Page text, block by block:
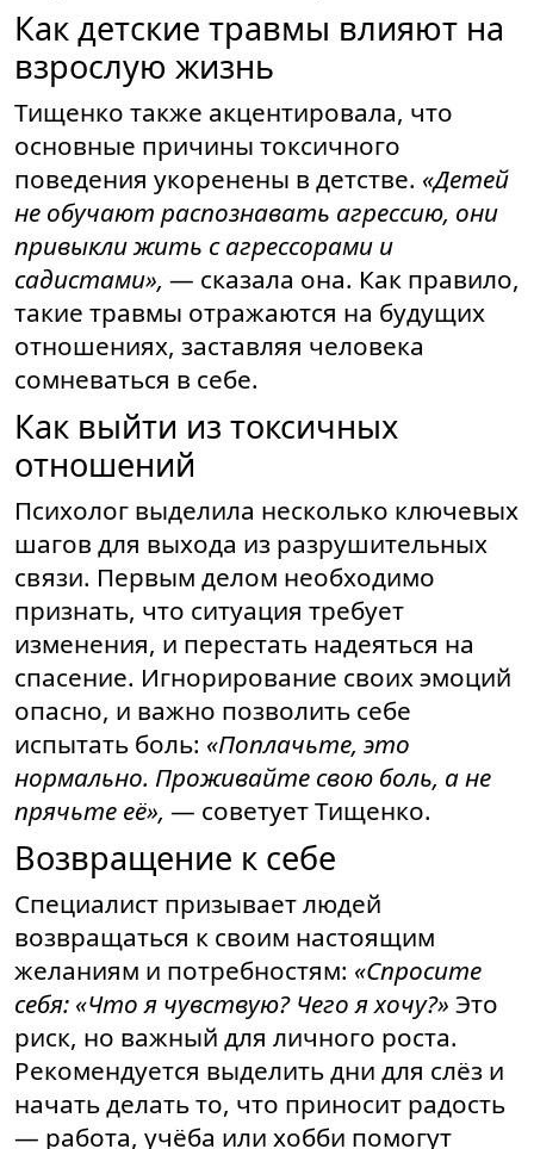
Как детские травмы влияют на
взрослую жизнь
Тищенко также акцентировала, что
основные причины токсичного
поведения укоренены в детстве. «Детей
не обучают распознавать агрессию, они
привыкли жить с агрессорами и
садистами», — сказала она. Как правило,
такие травмы отражаются на будущих
отношениях, заставляя человека
сомневаться в себе.
Как выйти из токсичных
отношений
Психолог выделила несколько ключевых
шагов для выхода из разрушительных
связи. Первым делом необходимо
признать, что ситуация требует
изменения, и перестать надеяться на
спасение. Игнорирование своих эмоций
опасно, и важно позволить себе
испытать боль: «Поплачьте, это
нормально. Проживайте свою боль, а не
прячьте её», — советует Тищенко.
Возвращение к себе
Специалист призывает людей
возвращаться к своим настоящим
желаниям и потребностям: «Спросите
себя: «Что я чувствую? Чего я хочу?» Это
риск, но важный для личного роста.
Рекомендуется выделить дни для слёз и
начать делать то, что приносит радость
— работа, учёба или хобби помогут